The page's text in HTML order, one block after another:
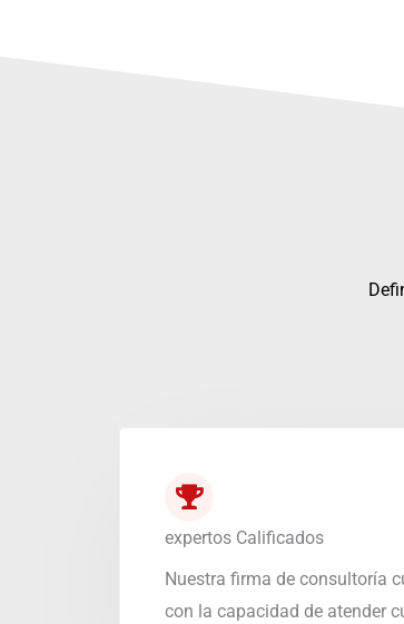
expertos Calificados
Nuestra firma de consultoría
con la capacidad de atender